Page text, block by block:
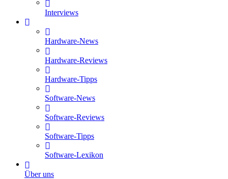
Interviews
Hardware-News
Hardware-Reviews
Hardware-Tipps
Software-News
Software-Reviews
Software-Tipps
Software-Lexikon
Über uns